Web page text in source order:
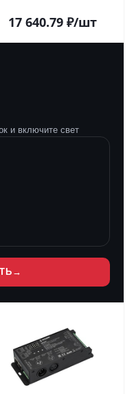
17 640.79₽/шт
и включите свет
→